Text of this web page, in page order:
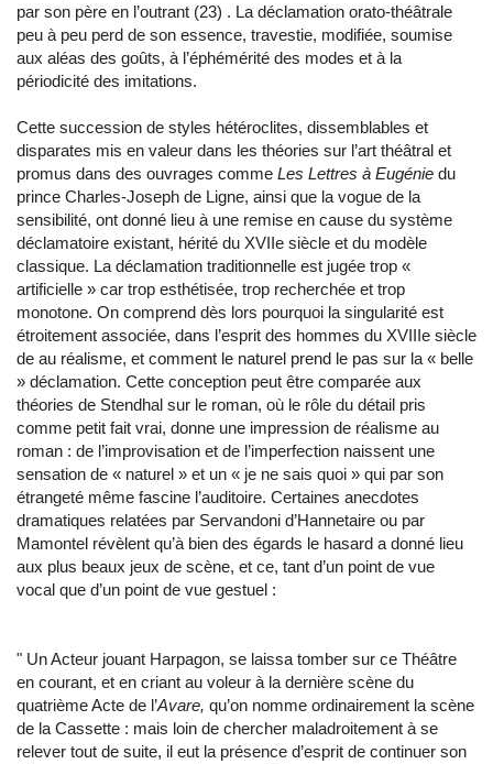
par son père en l’outrant (23) . La déclamation orato-théâtrale
peu à peu perd de son essence, travestie, modifiée, soumise
aux aléas des goûts, à l’éphémérité des modes et à la
périodicité des imitations.
Cette succession de styles hétéroclites, dissemblables et
disparates mis en valeur dans les théories sur l’art théâtral et
promus dans des ouvrages comme Les Lettres à Eugénie du
prince Charles-Joseph de Ligne, ainsi que la vogue de la
sensibilité, ont donné lieu à une remise en cause du système
déclamatoire existant, hérité du XVIIe siècle et du modèle
classique. La déclamation traditionnelle est jugée trop «
artificielle » car trop esthétisée, trop recherchée et trop
monotone. On comprend dès lors pourquoi la singularité est
étroitement associée, dans l’esprit des hommes du XVIIIe siècle
de au réalisme, et comment le naturel prend le pas sur la « belle
» déclamation. Cette conception peut être comparée aux
théories de Stendhal sur le roman, où le rôle du détail pris
comme petit fait vrai, donne une impression de réalisme au
roman : de l’improvisation et de l’imperfection naissent une
sensation de « naturel » et un « je ne sais quoi » qui par son
étrangeté même fascine l’auditoire. Certaines anecdotes
dramatiques relatées par Servandoni d’Hannetaire ou par
Mamontel révèlent qu’à bien des égards le hasard a donné lieu
aux plus beaux jeux de scène, et ce, tant d’un point de vue
vocal que d’un point de vue gestuel :
" Un Acteur jouant Harpagon, se laissa tomber sur ce Théâtre
en courant, et en criant au voleur à la dernière scène du
quatrième Acte de l’Avare, qu’on nomme ordinairement la scène
de la Cassette : mais loin de chercher maladroitement à se
relever tout de suite, il eut la présence d’esprit de continuer son